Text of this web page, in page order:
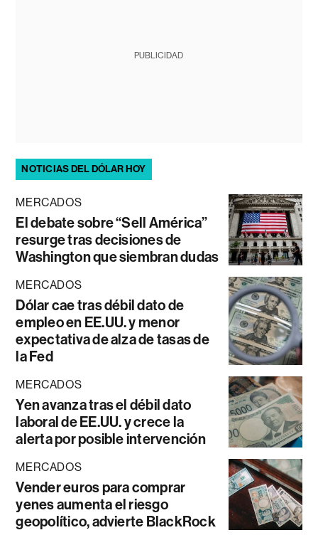
PUBLICIDAD
NOTICIAS DEL DÓLAR HOY
MERCADOS
El debate sobre “Sell América”
resurge tras decisiones de
Washington que siembran dudas
MERCADOS
Dólar cae tras débil dato de
empleo en EE.UU. y menor
expectativa de alza de tasas de
la Fed
MERCADOS
Yen avanza tras el débil dato
laboral de EE.UU. y crece la
alerta por posible intervención
MERCADOS
Vender euros para comprar
yenes aumenta el riesgo
geopolítico, advierte BlackRock